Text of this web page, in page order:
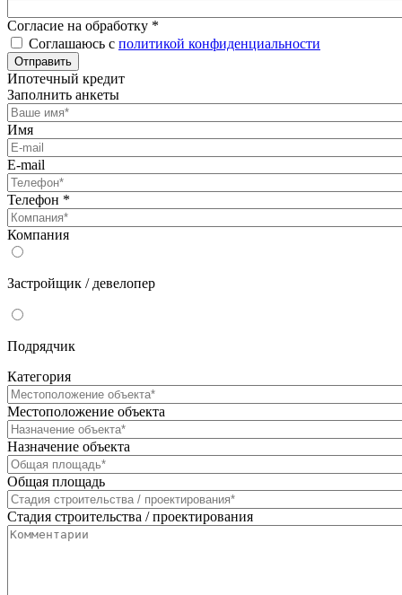
Согласие на обработку *
Соглашаюсь с политикой конфиденциальности
Отправить
Ипотечный кредит
Заполнить анкеты
Имя
E-mail
Телефон *
Компания
Застройщик / девелопер
Подрядчик
Категория
Местоположение объекта
Назначение объекта
Общая площадь
Стадия строительства / проектирования